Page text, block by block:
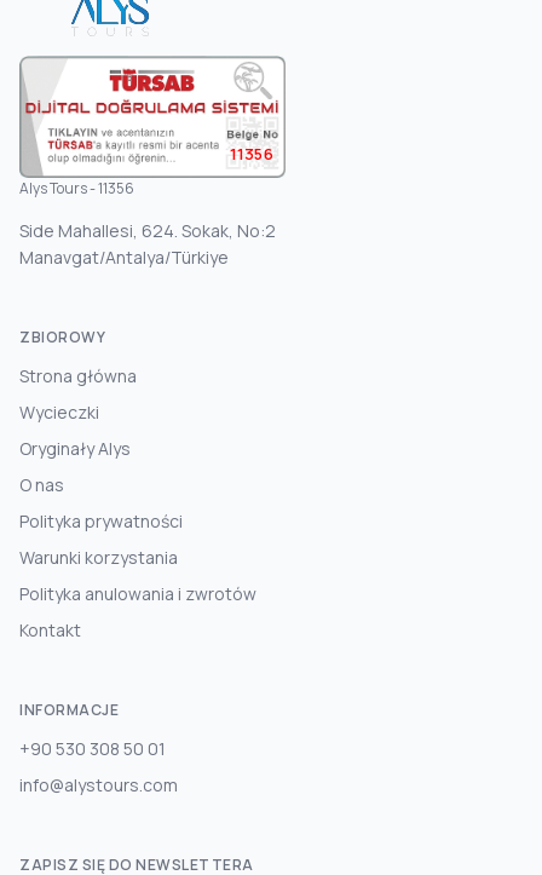
11356
Alys Tours - 11356
Side Mahallesi, 624. Sokak, No:2
Manavgat/Antalya/Türkiye
ZBIOROWY
Strona główna
Wycieczki
Oryginały Alys
O nas
Polityka prywatności
Warunki korzystania
Polityka anulowania i zwrotów
Kontakt
INFORMACJE
+90 530 308 50 01
info@alystours.com
ZAPISZ SIĘ DO NEWSLETTERA